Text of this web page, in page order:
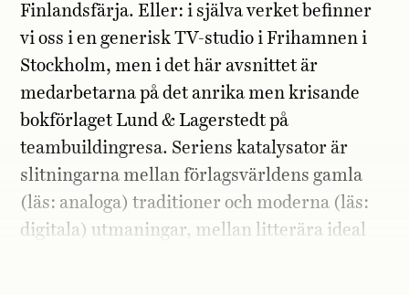
Finlandsfärja. Eller: i själva verket befinner
vi oss i en generisk TV-studio i Frihamnen i
Stockholm, men i det här avsnittet är
medarbetarna på det anrika men krisande
bokförlaget Lund & Lagerstedt på
teambuildingresa. Seriens katalysator är
slitningarna mellan förlagsvärldens gamla
(läs: analoga) traditioner och moderna (läs:
digitala) utmaningar, mellan litterära ideal